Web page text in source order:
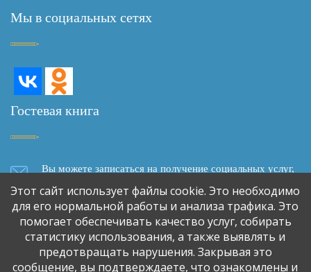
Мы в социальных сетях
Гостевая книга
Вы можете записаться на получение социальных услуг,
задать вопрос, написать отзыв о качестве социального
обслуживания, сделать предложение о сотрудничестве,
используя форму обратной связи
Обратная связь
Этот сайт использует файлы cookie. Это необходимо
для его нормальной работы и анализа трафика. Это
помогает обеспечивать качество услуг, собирать
статистику использования, а также выявлять и
предотвращать нарушения. Закрывая это
сообщение, вы подтверждаете, что ознакомлены и